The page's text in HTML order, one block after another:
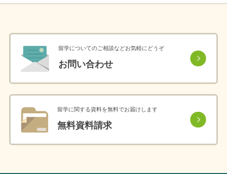
留学についてのご相談などお気軽にどうぞ
お問い合わせ
留学に関する資料を無料でお届けします
無料資料請求